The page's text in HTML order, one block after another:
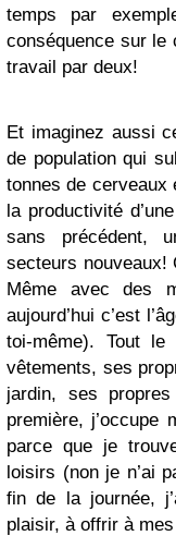
temps par
conséquence sur le
travail par deux!
Et imaginez aussi
de population qui
tonnes de cerveaux
la productivité
sans précédent,
secteurs nouveaux!
Même avec des
aujourd’hui c’est
toi-même). Tout
vêtements, ses
jardin, ses
première, j’occupe
parce que je
loisirs (non je n’ai
fin de la journée,
plaisir, à offrir à